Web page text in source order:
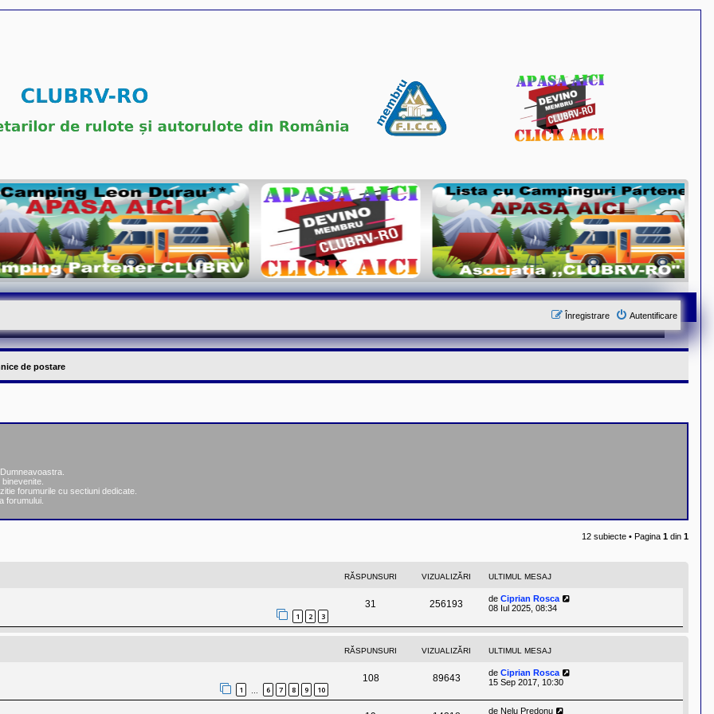
Autentificare
Înregistrare
de postare
forumurile cu sectiuni dedicate.
forumului.
12 subiecte • Pagina 1 din 1
RĂSPUNSURI VIZUALIZĂRI ULTIMUL MESAJ
1 2 3
31 256193 de Ciprian Rosca
08 Iul 2025, 08:34
RĂSPUNSURI VIZUALIZĂRI ULTIMUL MESAJ
1 6 7 8 9 10
108 89643 de Ciprian Rosca
15 Sep 2017, 10:30
de Nelu Predonu